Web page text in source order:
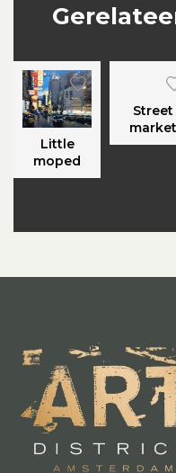
Little
moped
Street
market